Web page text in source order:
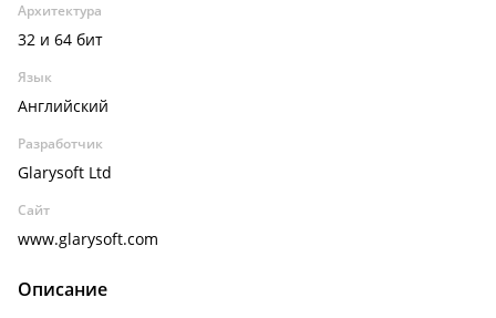
Архитектура
32 и 64 бит
Язык
Английский
Разработчик
Glarysoft Ltd
Сайт
www.glarysoft.com
Описание